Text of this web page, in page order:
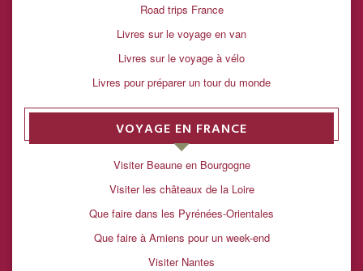
Road trips France
Livres sur le voyage en van
Livres sur le voyage à vélo
Livres pour préparer un tour du monde
VOYAGE EN FRANCE
Visiter Beaune en Bourgogne
Visiter les châteaux de la Loire
Que faire dans les Pyrénées-Orientales
Que faire à Amiens pour un week-end
Visiter Nantes